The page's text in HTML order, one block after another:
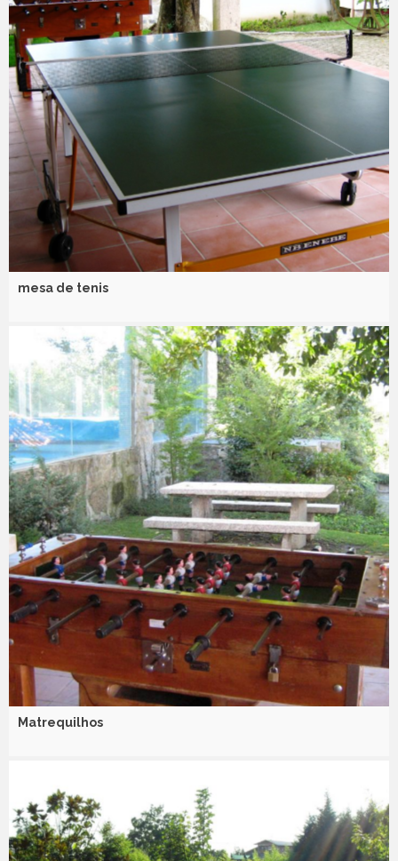
mesa de tenis
Matrequilhos